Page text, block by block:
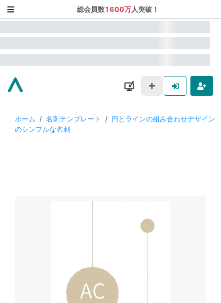
総会員数1600万人突破！
ホーム / 名刺テンプレート / 円とラインの組み合わせデザイン
のシンプルな名刺